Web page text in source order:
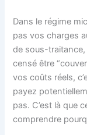
Dans le régime
pas vos charges
de sous-
censé être
vos coûts réels,
payez
pas. C’est là que
comprendre